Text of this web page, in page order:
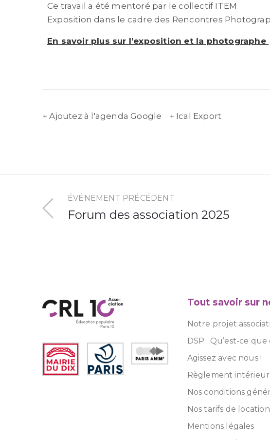
Ce travail a été mentoré par le collectif ITEM
Exposition dans le cadre des Rencontres
En savoir plus sur l’exposition et la photographe
+ Ajoutez à l'agenda Google + Ical Export
ÉVÉNEMENT PRÉCÉDENT
Forum des association 2025
Tout savoir sur
Notre projet
DSP : Qu’est-ce que
Agissez avec nous !
Règlement intérieur
Nos conditions
Nos tarifs de location
Mentions légales